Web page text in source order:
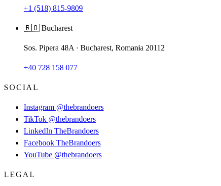
+1 (518) 815-9809
🇷🇴 Bucharest
Sos. Pipera 48A · Bucharest, Romania 20112
+40 728 158 077
SOCIAL
Instagram @thebrandoers
TikTok @thebrandoers
LinkedIn TheBrandoers
Facebook TheBrandoers
YouTube @thebrandoers
LEGAL